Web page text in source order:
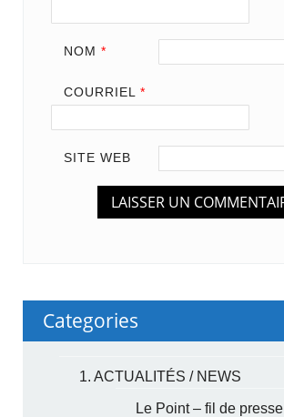
NOM *
COURRIEL *
SITE WEB
Categories
1. ACTUALITÉS / NEWS
Le Point – fil de presse